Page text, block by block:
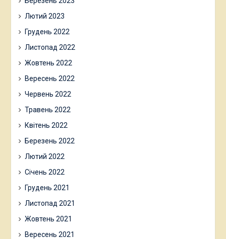
Лютий 2023
Грудень 2022
Листопад 2022
Жовтень 2022
Вересень 2022
Червень 2022
Травень 2022
Квітень 2022
Березень 2022
Лютий 2022
Січень 2022
Грудень 2021
Листопад 2021
Жовтень 2021
Вересень 2021